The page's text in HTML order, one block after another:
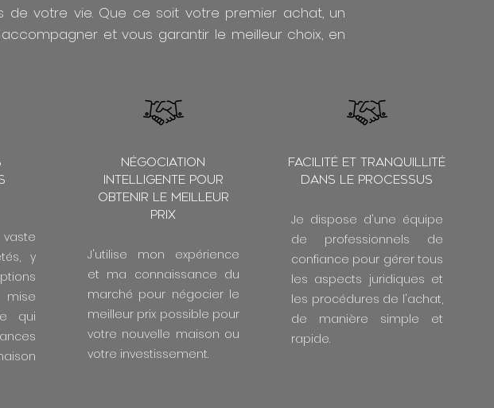
votre vie. Que ce soit votre premier achat, un
et vous garantir le meilleur choix, en
y
qui
Négociation
intelligente pour
obtenir le meilleur
prix
J'utilise mon expérience
et ma connaissance du
marché pour négocier le
meilleur prix possible pour
votre nouvelle maison ou
votre investissement.
Facilité et tranquillité
dans le processus
Je dispose d'une équipe
de professionnels de
confiance pour gérer tous
les aspects juridiques et
les procédures de l'achat,
de manière simple et
rapide.